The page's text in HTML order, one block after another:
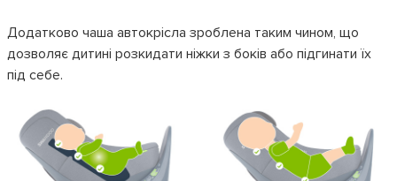
Додатково чаша автокрісла зроблена таким чином, що
дозволяє дитині розкидати ніжки з боків або підгинати їх
під себе.